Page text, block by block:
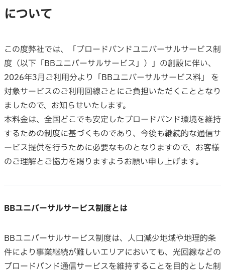
について
この度弊社では、「ブロードバンドユニバーサルサービス制
度（以下「BBユニバーサルサービス」）」の創設に伴い、
2026年3月ご利用分より「BBユニバーサルサービス料」 を
対象サービスのご利用回線ごとにご負担いただくこととなり
ましたので、お知らせいたします。
本料金は、全国どこでも安定したブロードバンド環境を維持
するための制度に基づくものであり、今後も継続的な通信サ
ービス提供を行うために必要なものとなりますので、お客様
のご理解とご協力を賜りますようお願い申し上げます。
BBユニバーサルサービス制度とは
BBユニバーサルサービス制度は、人口減少地域や地理的条
件により事業継続が難しいエリアにおいても、光回線などの
ブロードバンド通信サービスを維持することを目的とした制